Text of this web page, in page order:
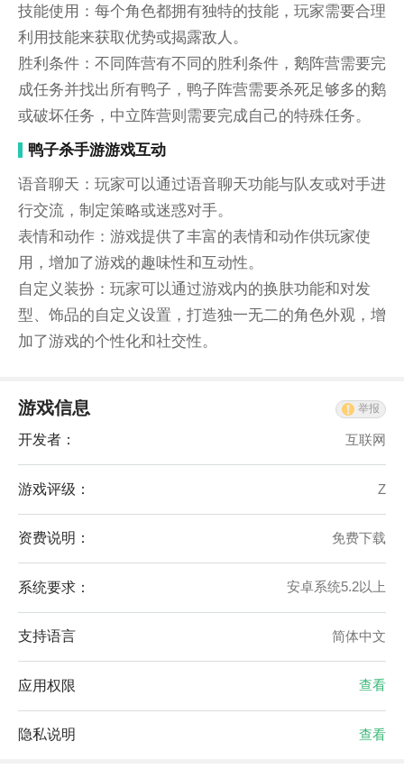
技能使用：每个角色都拥有独特的技能，玩家需要合理
利用技能来获取优势或揭露敌人。
胜利条件：不同阵营有不同的胜利条件，鹅阵营需要完
成任务并找出所有鸭子，鸭子阵营需要杀死足够多的鹅
或破坏任务，中立阵营则需要完成自己的特殊任务。
鸭子杀手游游戏互动
语音聊天：玩家可以通过语音聊天功能与队友或对手进
行交流，制定策略或迷惑对手。
表情和动作：游戏提供了丰富的表情和动作供玩家使
用，增加了游戏的趣味性和互动性。
自定义装扮：玩家可以通过游戏内的换肤功能和对发
型、饰品的自定义设置，打造独一无二的角色外观，增
加了游戏的个性化和社交性。
游戏信息 举报
开发者： 互联网
游戏评级： Z
资费说明： 免费下载
系统要求： 安卓系统5.2以上
支持语言 简体中文
应用权限 查看
隐私说明 查看